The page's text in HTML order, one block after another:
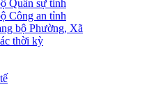
Quân sự tỉnh
Công an tỉnh
bộ Phường, Xã
thời kỳ